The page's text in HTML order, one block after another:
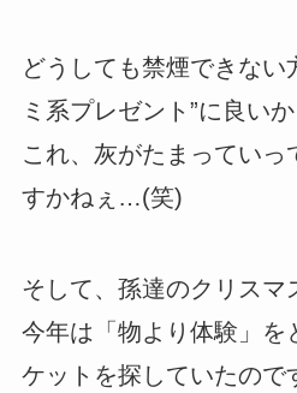
どうしても禁煙できない
ミ系プレゼント”に良い
これ、灰がたまっていっ
すかねぇ…(笑)
そして、孫達のクリスマ
今年は「物より体験」を
ケットを探していたので